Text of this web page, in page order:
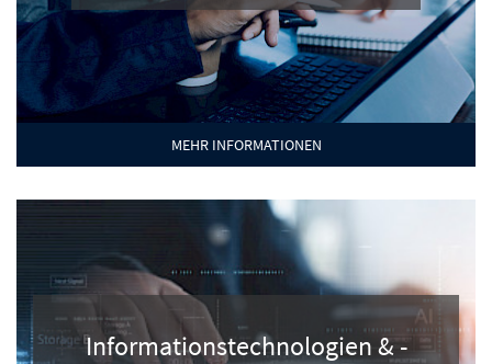
MEHR INFORMATIONEN
Informationstechnologien & -